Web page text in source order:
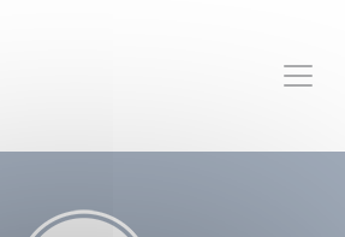
cookies